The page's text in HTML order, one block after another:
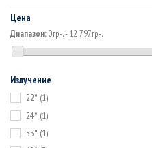
Цена
Диапазон:0грн. - 12 797грн.
Излучение
22° (1)
24° (1)
55° (1)